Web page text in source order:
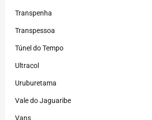
Transpenha
Transpessoa
Túnel do Tempo
Ultracol
Uruburetama
Vale do Jaguaribe
Vans